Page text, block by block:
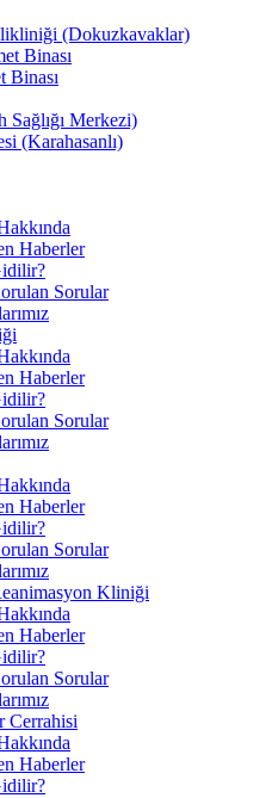
(Dokuzkavaklar)
Binası
Binası
Merkezi)
(Karahasanlı)
Haberler
Sorular
Haberler
Sorular
Haberler
Sorular
Kliniği
Haberler
Sorular
Cerrahisi
Haberler